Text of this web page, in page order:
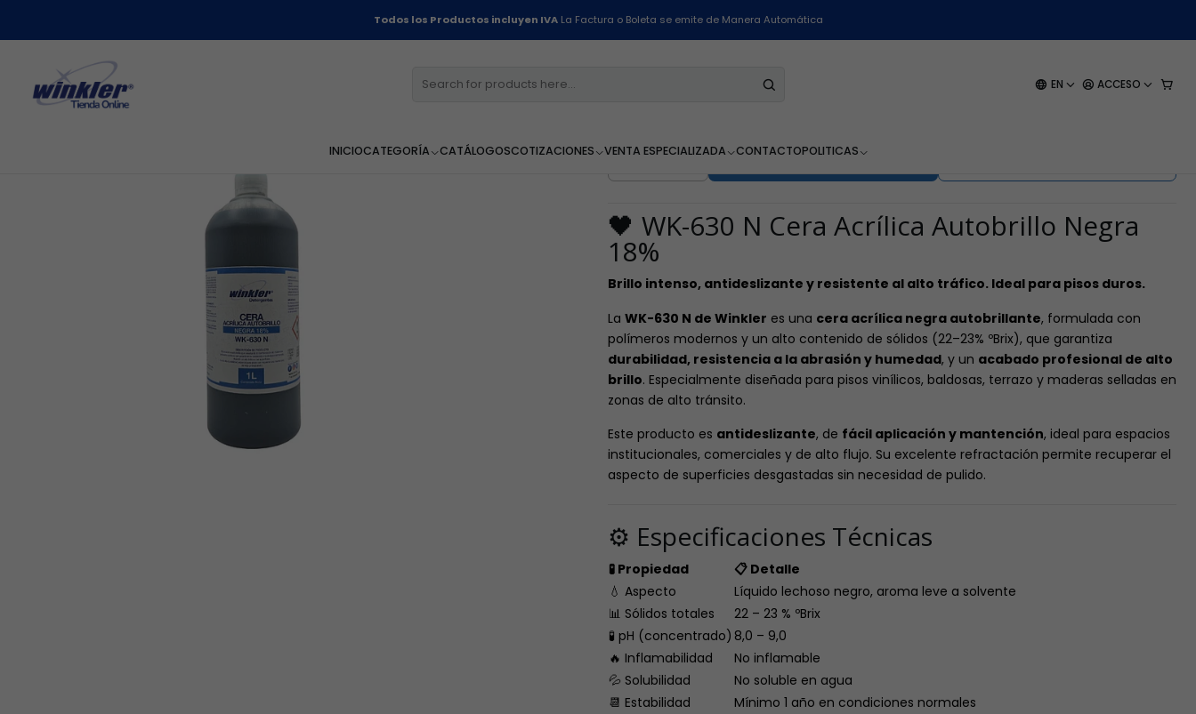
EN ACCESO
INICIOCATEGORÍA CATÁLOGOSCOTIZACIONES VENTA ESPECIALIZADA CONTACTOPOLITICAS
Todos los Productos incluyen IVALa Factura o Boleta se emite de Manera Automática
Home Línea de Pisos y Alfombras Cera Acrílica Autobrillo Negra 18% - WK-630 N - 1 Litro
Cera Acrílica Autobrillo Negra 18% -
AGREGAR AL CARRO
🖤 WK-630 N Cera Acrílica Autobrillo Negra
18%
Brillo intenso, antideslizante y resistente al alto tráfico. Ideal para pisos duros.
La WK-630 N de Winkler es una cera acrílica negra autobrillante, formulada con
polímeros modernos y un alto contenido de sólidos (22–23% ºBrix), que garantiza
durabilidad, resistencia a la abrasión y humedad, y un acabado profesional de alto
brillo. Especialmente diseñada para pisos vinílicos, baldosas, terrazo y maderas selladas en
zonas de alto tránsito.
Este producto es antideslizante, de fácil aplicación y mantención, ideal para espacios
institucionales, comerciales y de alto flujo. Su excelente refractación permite recuperar el
aspecto de superficies desgastadas sin necesidad de pulido.
⚙️ Especificaciones Técnicas
🧪 Propiedad
📋 Detalle
💧 Aspecto
Líquido lechoso negro, aroma leve a solvente
📊 Sólidos totales
22 – 23 % ºBrix
🧪 pH (concentrado) 8,0 – 9,0
🔥 Inflamabilidad
No inflamable
💦 Solubilidad
No soluble en agua
📆 Estabilidad
Mínimo 1 año en condiciones normales